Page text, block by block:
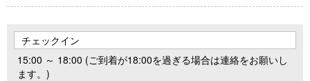
チェックイン
15:00 ～ 18:00 (ご到着が18:00を過ぎる場合は連絡をお願いし
ます。)